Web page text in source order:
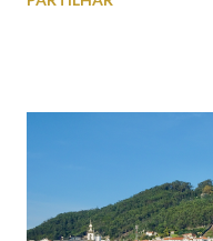
subterrâneos) perto do
subterrâneos. O Parque
2ª a 5ª feira a partir das